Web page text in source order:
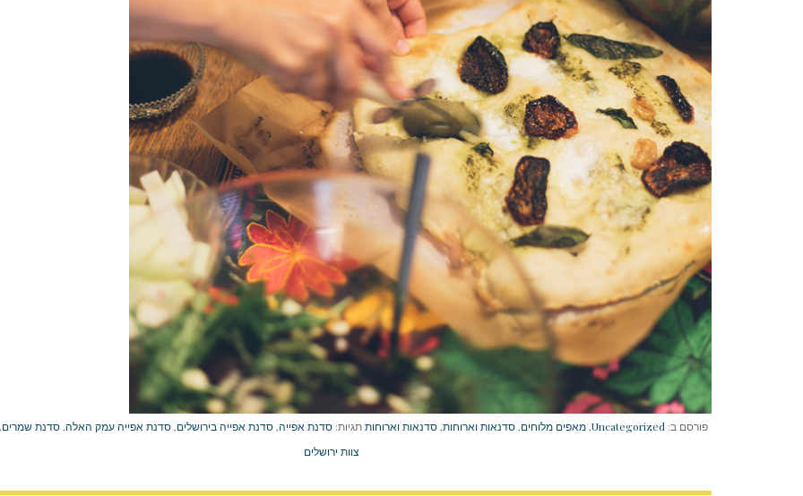
פורסם ב: Uncategorized
,מאפים מלוחים,סדנאות וארוחות,סדנאות וארוחות תגיות:סדנת אפייה,סדנת אפייה בירושלים,סדנת אפייה עמק האלה,סדנת שמרים
צוות ירושלים